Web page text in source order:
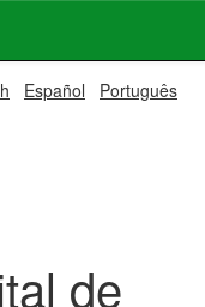
Español Português
de